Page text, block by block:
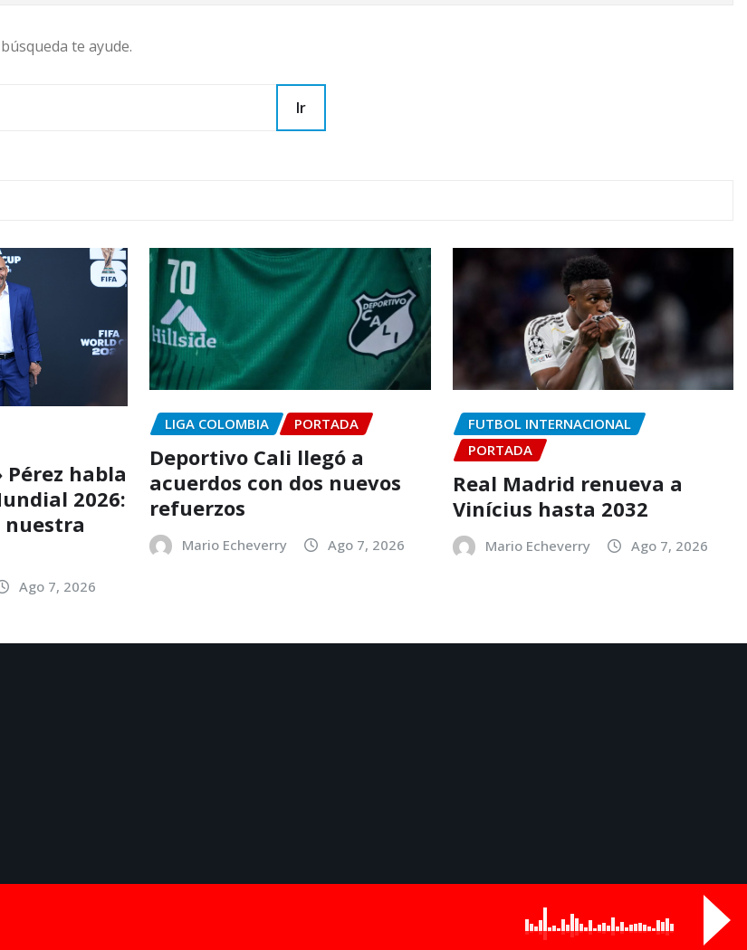
te ayude.
Ir
Pérez habla
2026:
nuestra
Ago 7, 2026
LIGA COLOMBIA PORTADA
Deportivo Cali llegó a
acuerdos con dos nuevos
refuerzos
Mario Echeverry Ago 7, 2026
FUTBOL INTERNACIONAL
PORTADA
Real Madrid renueva a
Vinícius hasta 2032
Mario Echeverry Ago 7, 2026